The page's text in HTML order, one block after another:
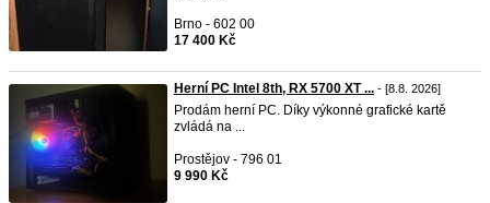
Brno - 602 00
17 400 Kč
Herní PC Intel 8th, RX 5700 XT ... - [8.8. 2026]
Prodám herní PC. Díky výkonné grafické kartě
zvládá na ...
Prostějov - 796 01
9 990 Kč